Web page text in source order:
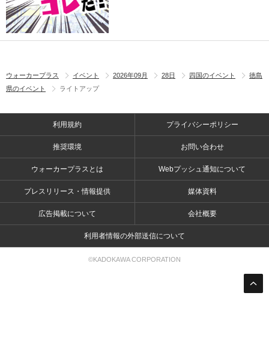
ウォーカープラス イベント 2026年09月 28日 四国のイベント
徳島
県のイベント
ライトアップ
利用規約 プライバシーポリシー
推奨環境 お問い合わせ
ウォーカープラスとは Webプッシュ通知について
プレスリリース・情報提供 媒体資料
広告掲載について 会社概要
利用者情報の外部送信について
©KADOKAWA CORPORATION